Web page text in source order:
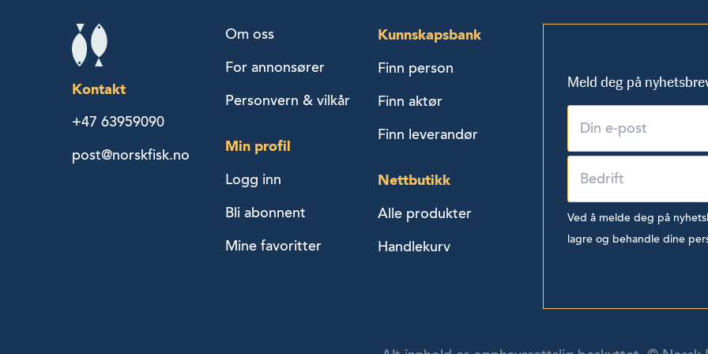
Kontakt
+47 63959090
post@norskfisk.no
Om oss
For annonsører
Personvern & vilkår
Min profil
Logg inn
Bli abonnent
Mine favoritter
Kunnskapsbank
Finn person
Finn aktør
Finn leverandør
Nettbutikk
Alle produkter
Handlekurv
Meld deg på
Ved å melde deg på
lagre og behandle dine